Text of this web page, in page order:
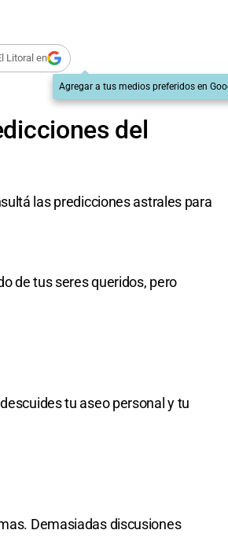
Litoral en
Agregar a tus medios preferidos en
del
las predicciones astrales para
de tus seres queridos, pero
tu aseo personal y tu
Demasiadas discusiones